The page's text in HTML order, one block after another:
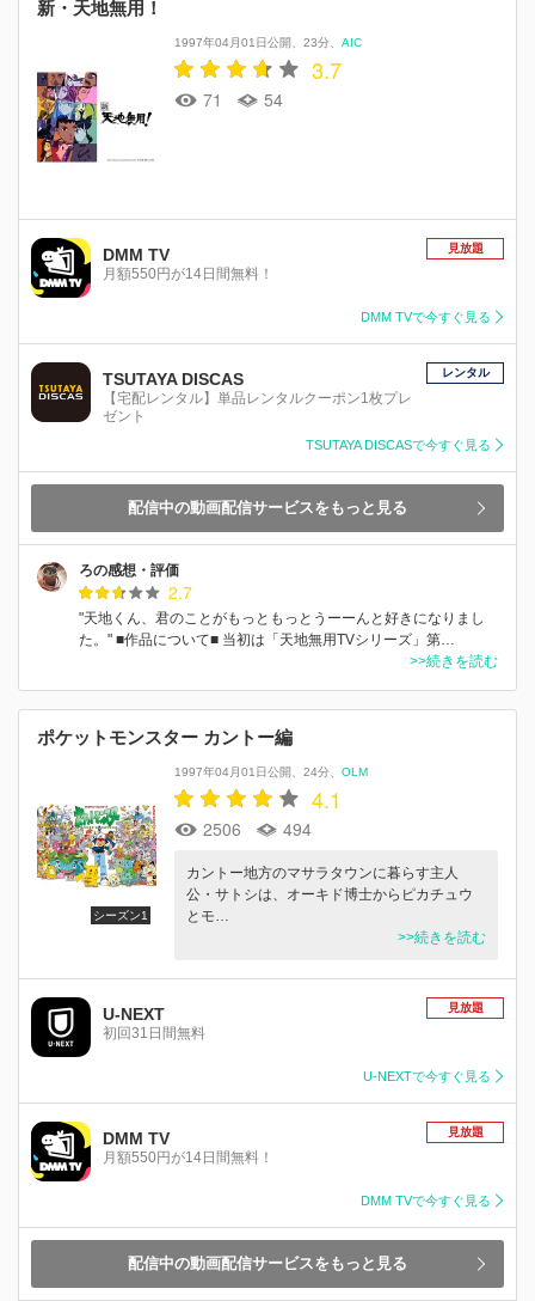
新・天地無用！
1997年04月01日公開 23分 AIC
3.7
71 54
DMM TV
月額550円が14日間無料！
見放題
DMM TVで今すぐ見る
TSUTAYA DISCAS
【宅配レンタル】単品レンタルクーポン1枚プレ
ゼント
レンタル
TSUTAYA DISCASで今すぐ見る
配信中の動画配信サービスをもっと見る
ろの感想・評価
2.7
"天地くん、君のことがもっともっとうーーんと好きになりまし
た。" ■作品について■ 当初は「天地無用TVシリーズ」第…
>>続きを読む
ポケットモンスター カントー編
シーズン1
1997年04月01日公開 24分 OLM
4.1
2506 494
カントー地方のマサラタウンに暮らす主人
公・サトシは、オーキド博士からピカチュウ
とモ…
>>続きを読む
U-NEXT
初回31日間無料
見放題
U-NEXTで今すぐ見る
DMM TV
月額550円が14日間無料！
見放題
DMM TVで今すぐ見る
配信中の動画配信サービスをもっと見る